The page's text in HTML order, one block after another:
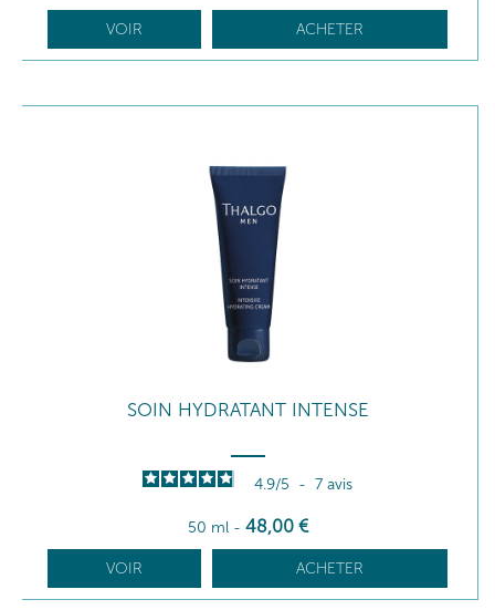
VOIR ACHETER
SOIN HYDRATANT INTENSE
4.9/5 - 7 avis
50 ml - 48,00 €
VOIR ACHETER